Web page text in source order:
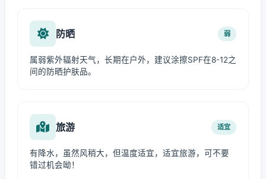
防晒 弱
属弱紫外辐射天气，长期在户外，建议涂擦SPF在8-12之
间的防晒护肤品。
旅游 适宜
有降水，虽然风稍大，但温度适宜，适宜旅游，可不要
错过机会呦！